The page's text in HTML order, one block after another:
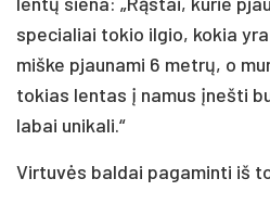
specialiai tokio ilgio, kokia
miške pjaunami 6 metrų, o
tokias lentas į namus įnešti
labai unikali.“
Virtuvės baldai pagaminti iš